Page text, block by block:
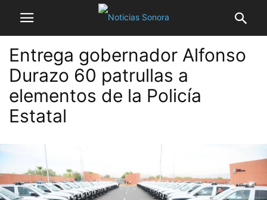
Entrega gobernador Alfonso
Durazo 60 patrullas a
elementos de la Policía
Estatal